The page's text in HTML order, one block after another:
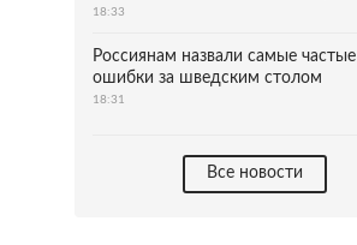
18:33
Россиянам назвали самые частые
ошибки за шведским столом
18:31
Все новости